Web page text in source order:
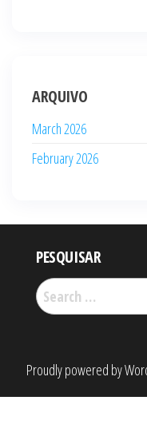
ARQUIVO
March 2026
February 2026
PESQUISAR
Search
for:
Proudly powered by